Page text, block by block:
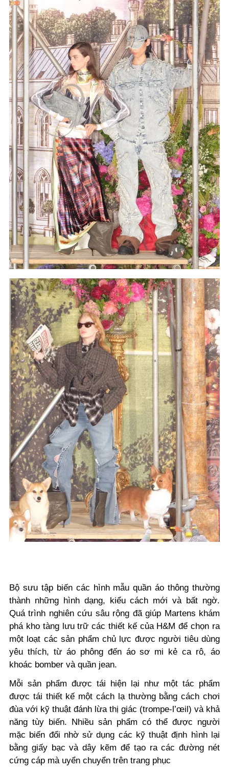
Bộ sưu tập biến các hình mẫu quần áo thông thường
thành những hình dạng, kiểu cách mới và bất ngờ.
Quá trình nghiên cứu sâu rộng đã giúp Martens khám
phá kho tàng lưu trữ các thiết kế của H&M để chọn ra
một loạt các sản phẩm chủ lực được người tiêu dùng
yêu thích, từ áo phông đến áo sơ mi kẻ ca rô, áo
khoác bomber và quần jean.
Mỗi sản phẩm được tái hiện lại như một tác phẩm
được tái thiết kế một cách lạ thường bằng cách chơi
đùa với kỹ thuật đánh lừa thị giác (trompe-l’œil) và khả
năng tùy biến. Nhiều sản phẩm có thể được người
mặc biến đổi nhờ sử dụng các kỹ thuật định hình lại
bằng giấy bạc và dây kẽm để tạo ra các đường nét
cứng cáp mà uyển chuyển trên trang phục